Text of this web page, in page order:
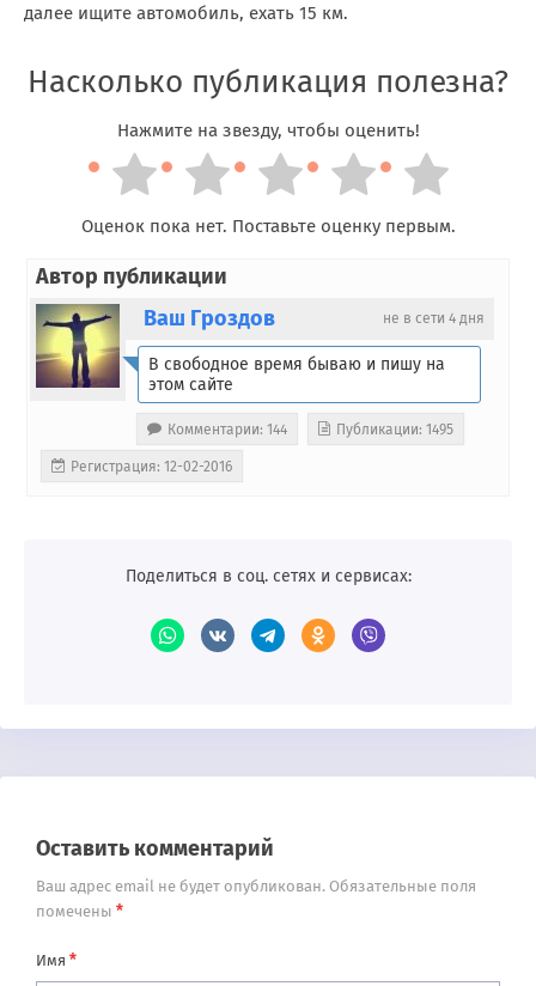
далее ищите автомобиль, ехать 15 км.
Насколько публикация полезна?
Нажмите на звезду, чтобы оценить!
Оценок пока нет. Поставьте оценку первым.
Автор публикации
не в сети 4 дня
Ваш Гроздов
В свободное время бываю и пишу на
этом сайте
Комментарии: 144 Публикации: 1495
Регистрация: 12-02-2016
Поделиться в соц. сетях и сервисах:
Оставить комментарий
Ваш адрес email не будет опубликован. Обязательные поля
помечены *
Имя *